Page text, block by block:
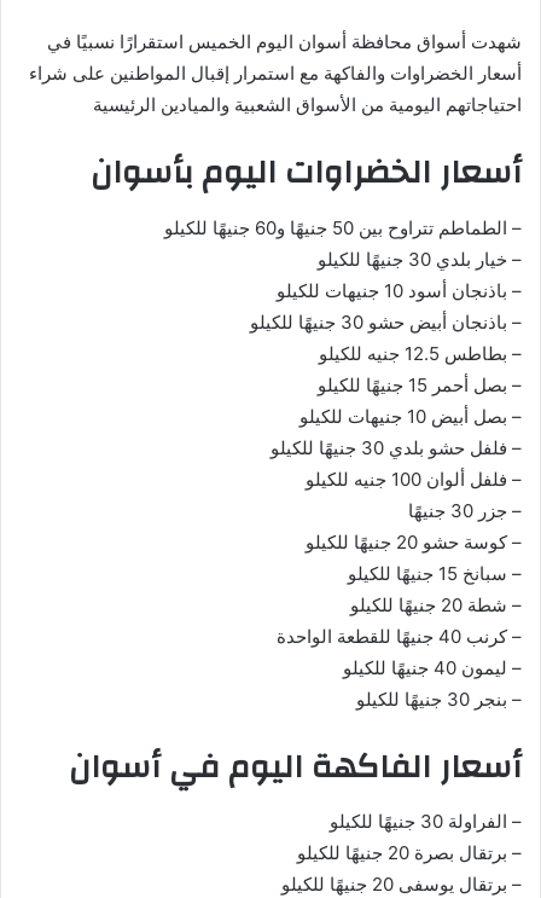
شهدت أسواق محافظة أسوان اليوم الخميس استقرارًا نسبيًا في
أسعار الخضراوات والفاكهة مع استمرار إقبال المواطنين على شراء
احتياجاتهم اليومية من الأسواق الشعبية والميادين الرئيسية
أسعار الخضراوات اليوم بأسوان
– الطماطم تتراوح بين 50 جنيهًا و60 جنيهًا للكيلو
– خيار بلدي 30 جنيهًا للكيلو
– باذنجان أسود 10 جنيهات للكيلو
– باذنجان أبيض حشو 30 جنيهًا للكيلو
– بطاطس 12.5 جنيه للكيلو
– بصل أحمر 15 جنيهًا للكيلو
– بصل أبيض 10 جنيهات للكيلو
– فلفل حشو بلدي 30 جنيهًا للكيلو
– فلفل ألوان 100 جنيه للكيلو
– جزر 30 جنيهًا
– كوسة حشو 20 جنيهًا للكيلو
– سبانخ 15 جنيهًا للكيلو
– شطة 20 جنيهًا للكيلو
– كرنب 40 جنيهًا للقطعة الواحدة
– ليمون 40 جنيهًا للكيلو
– بنجر 30 جنيهًا للكيلو
أسعار الفاكهة اليوم في أسوان
– الفراولة 30 جنيهًا للكيلو
– برتقال بصرة 20 جنيهًا للكيلو
– برتقال يوسفى 20 جنيهًا للكيلو